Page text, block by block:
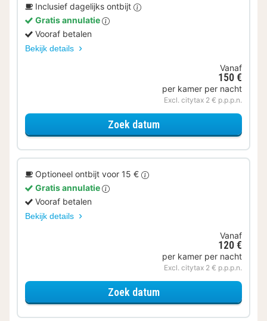
Inclusief dagelijks ontbijt
Gratis annulatie
Vooraf betalen
Bekijk details
Vanaf
150 €
per kamer per nacht
Excl. citytax 2 € p.p.p.n.
Zoek datumvoor Ontbijt Special
Optioneel ontbijt voor 15 €
Gratis annulatie
Vooraf betalen
Bekijk details
Vanaf
120 €
per kamer per nacht
Excl. citytax 2 € p.p.p.n.
Zoek datumvoor Comfort kamer